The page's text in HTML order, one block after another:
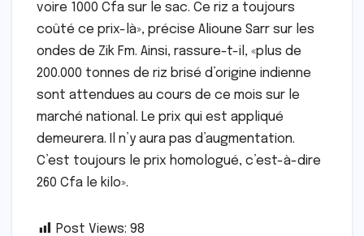
voire 1000 Cfa sur le sac. Ce riz a toujours
coûté ce prix-là», précise Alioune Sarr sur les
ondes de Zik Fm. Ainsi, rassure-t-il, «plus de
200.000 tonnes de riz brisé d’origine indienne
sont attendues au cours de ce mois sur le
marché national. Le prix qui est appliqué
demeurera. Il n’y aura pas d’augmentation.
C’est toujours le prix homologué, c’est-à-dire
260 Cfa le kilo».
Post Views: 98